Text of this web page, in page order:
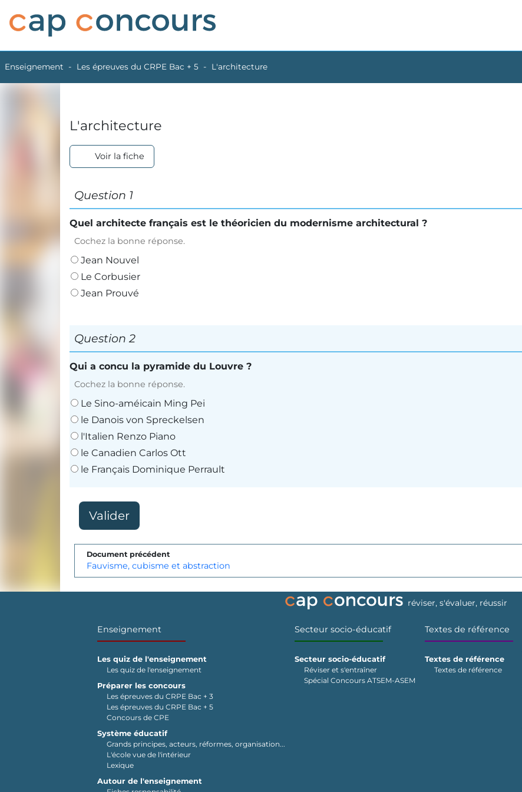
Enseignement Les épreuves du CRPE Bac + 5 L'architecture
L'architecture
Voir la fiche
Question 1
Quel architecte français est le théoricien du modernisme architectural ?
Cochez la bonne réponse.
Jean Nouvel
Le Corbusier
Jean Prouvé
Question 2
Qui a concu la pyramide du Louvre ?
Cochez la bonne réponse.
Le Sino-améicain Ming Pei
le Danois von Spreckelsen
l'Italien Renzo Piano
le Canadien Carlos Ott
le Français Dominique Perrault
Document précédent
Fauvisme, cubisme et abstraction
réviser, s'évaluer, réussir
Enseignement
Les quiz de l'enseignement
Les quiz de l'enseignement
Préparer les concours
Les épreuves du CRPE Bac + 3
Les épreuves du CRPE Bac + 5
Concours de CPE
Système éducatif
Grands principes, acteurs, réformes, organisation...
L'école vue de l'intérieur
Lexique
Autour de l'enseignement
Secteur socio-éducatif
Secteur socio-éducatif
Réviser et s'entraîner
Spécial Concours ATSEM-ASEM
Textes de référence
Textes de référence
Textes de référence